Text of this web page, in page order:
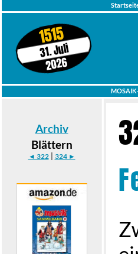
1515
31. Juli
2026
Archiv
Blättern
◄ 322| 324 ►